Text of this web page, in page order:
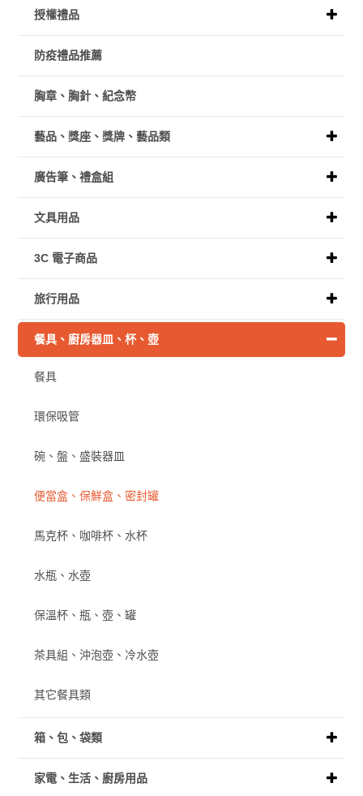
授權禮品
防疫禮品推薦
胸章、胸針、紀念幣
藝品、獎座、獎牌、藝品類
廣告筆、禮盒組
文具用品
3C 電子商品
旅行用品
餐具、廚房器皿、杯、壺
餐具
環保吸管
碗、盤、盛裝器皿
便當盒、保鮮盒、密封罐
馬克杯、咖啡杯、水杯
水瓶、水壺
保溫杯、瓶、壺、罐
茶具組、沖泡壺、冷水壺
其它餐具類
箱、包、袋類
家電、生活、廚房用品